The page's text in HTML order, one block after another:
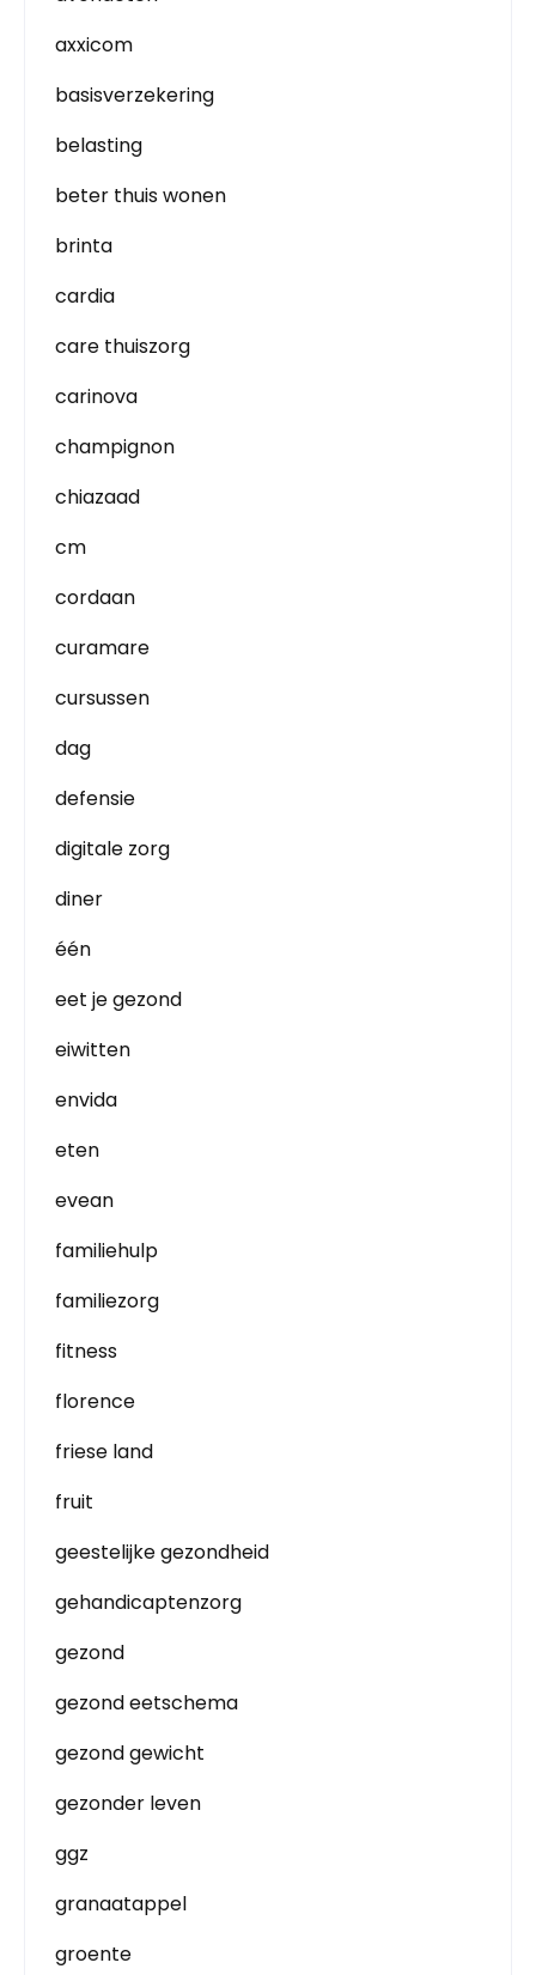
axxicom
basisverzekering
belasting
beter thuis wonen
brinta
cardia
care thuiszorg
carinova
champignon
chiazaad
cm
cordaan
curamare
cursussen
dag
defensie
digitale zorg
diner
één
eet je gezond
eiwitten
envida
eten
evean
familiehulp
familiezorg
fitness
florence
friese land
fruit
geestelijke gezondheid
gehandicaptenzorg
gezond
gezond eetschema
gezond gewicht
gezonder leven
ggz
granaatappel
groente